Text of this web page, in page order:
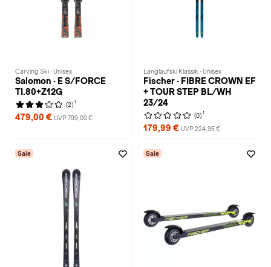
Carving Ski · Unisex
Salomon · E S/FORCE
TI.80+Z12G
(2) 1
479,00 € UVP 799,00 €
Langlaufski Klassik · Unisex
Fischer · FIBRE CROWN EF
+ TOUR STEP BL/WH
23/24
(0) 1
179,99 € UVP 224,95 €
Sale Sale